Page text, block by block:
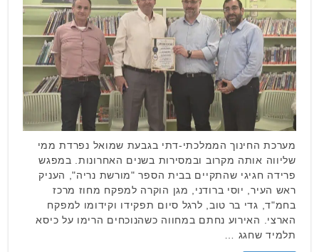
מערכת החינוך הממלכתי-דתי בגבעת שמואל נפרדת ממי
שליווה אותה מקרוב ובמסירות בשנים האחרונות. במפגש
פרידה חגיגי שהתקיים בבית הספר "מורשת נריה", העניק
ראש העיר, יוסי ברודני, מגן הוקרה למפקח מחוז מרכז
בחמ"ד, גדי בר טוב, לרגל סיום תפקידו וקידומו למפקח
הארצי. האירוע נחתם במחווה כשהנוכחים הרימו על כיסא
תלמיד שחגג …